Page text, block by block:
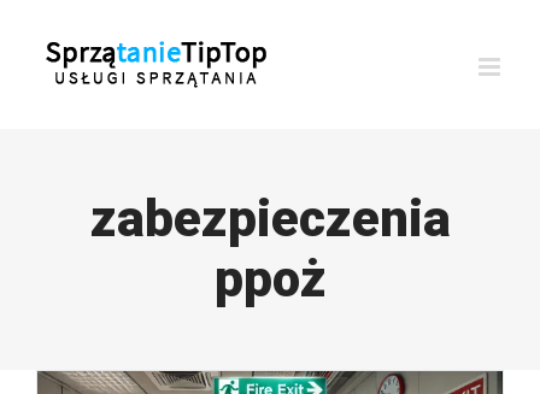
zabezpieczenia
ppoż